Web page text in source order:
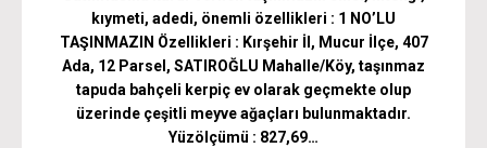
kıymeti, adedi, önemli özellikleri : 1 NO’LU
TAŞINMAZIN Özellikleri : Kırşehir İl, Mucur İlçe, 407
Ada, 12 Parsel, SATIROĞLU Mahalle/Köy, taşınmaz
tapuda bahçeli kerpiç ev olarak geçmekte olup
üzerinde çeşitli meyve ağaçları bulunmaktadır.
Yüzölçümü : 827,69…